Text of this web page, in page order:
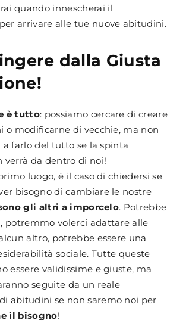
quando innescherai il
arrivare alle tue nuove abitudini.
dalla Giusta
è tutto: possiamo cercare di creare
o modificarne di vecchie, ma non
farlo del tutto se la spinta
verrà da dentro di noi!
luogo, è il caso di chiedersi se
bisogno di cambiare le nostre
gli altri a imporcelo. Potrebbe
potremmo volerci adattare alle
altro, potrebbe essere una
sociale. Tutte queste
essere validissime e giuste, ma
seguite da un reale
abitudini se non saremo noi per
il bisogno!